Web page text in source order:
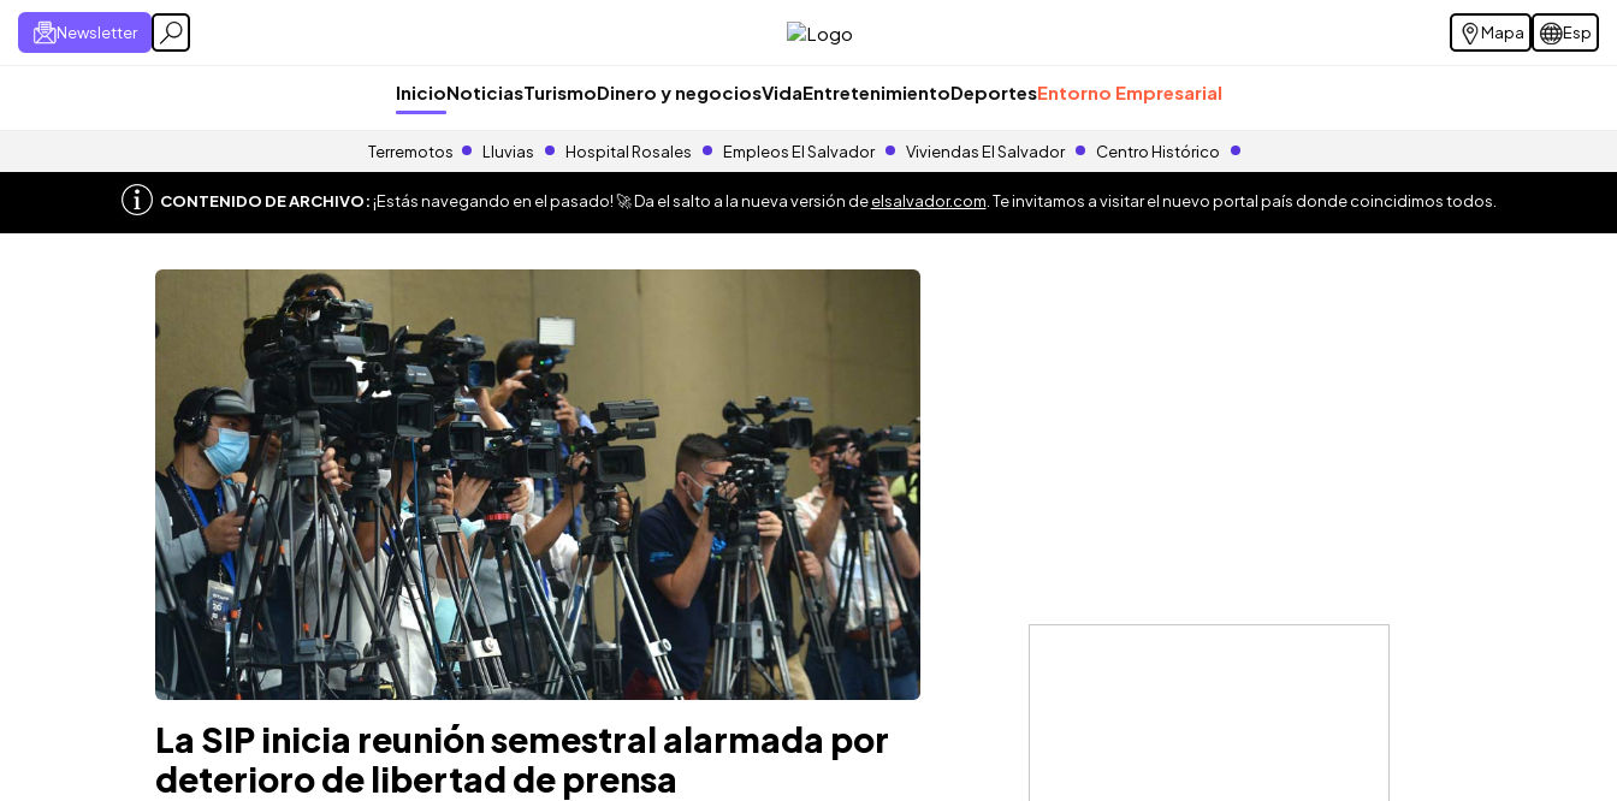
Newsletter Mapa Esp
InicioNoticiasTurismoDinero y negociosVidaEntretenimientoDeportesEntorno Empresarial
Terremotos Lluvias Hospital Rosales Empleos El Salvador Viviendas El Salvador Centro Histórico
CONTENIDO DE ARCHIVO:¡Estás navegando en el pasado! 🚀 Da el salto a la nueva versión deelsalvador.com . Te invitamos a visitar el nuevo portal país donde coincidimos todos.
La SIP inicia reunión semestral alarmada por
deterioro de libertad de prensa